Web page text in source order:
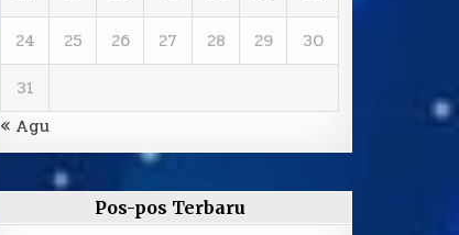
24
25 26 27 28 29
30
31
« Agu
Pos-pos Terbaru